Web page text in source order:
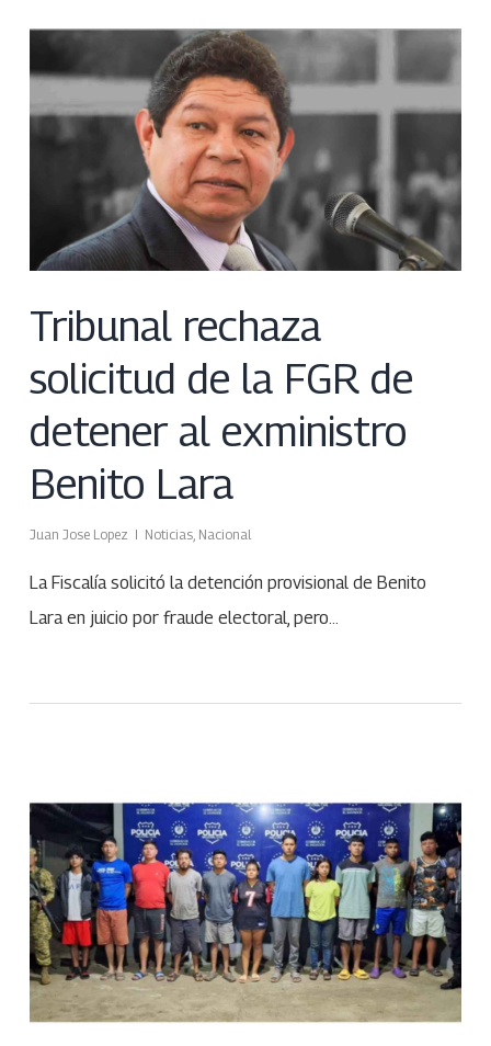
Tribunal rechaza
solicitud de la FGR de
detener al exministro
Benito Lara
Juan Jose Lopez Noticias, Nacional
La Fiscalía solicitó la detención provisional de Benito
Lara en juicio por fraude electoral, pero…